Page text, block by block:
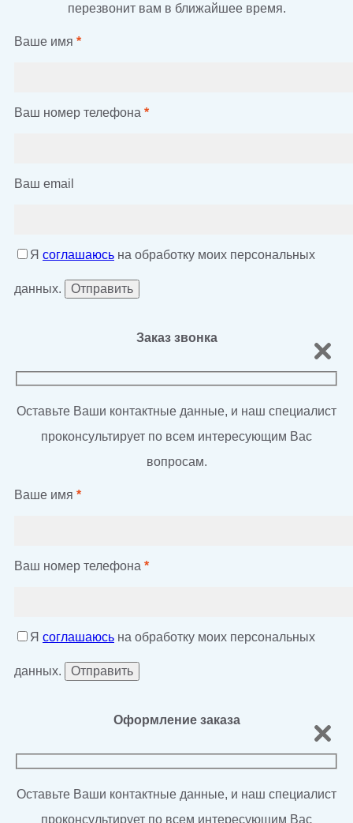
перезвонит вам в ближайшее время.
Ваше имя *
Ваш номер телефона *
Ваш email
Я соглашаюсь на обработку моих персональных
данных.
Заказ звонка
Оставьте Ваши контактные данные, и наш специалист
проконсультирует по всем интересующим Вас
вопросам.
Ваше имя *
Ваш номер телефона *
Я соглашаюсь на обработку моих персональных
данных.
Оформление заказа
Оставьте Ваши контактные данные, и наш специалист
проконсультирует по всем интересующим Вас